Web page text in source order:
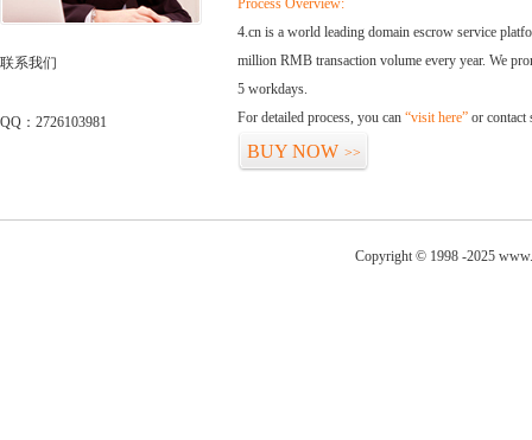
联系我们
QQ：2726103981
Process Overview:
4.cn is a world leading domain escrow service
million RMB transaction volume every year. We
5 workdays.
For detailed process, you can “visit here” or contact
BUY NOW >>
Copyright © 1998 -2025